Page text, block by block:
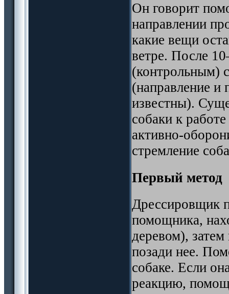
Он говорит
направлении
какие вещи
ветре. После
(контрольным)
(направление и
известны).
собаки к
активно-
стремление
Первый метод
Дрессировщик
помощника,
деревом), затем
позади нее.
собаке. Если
реакцию,